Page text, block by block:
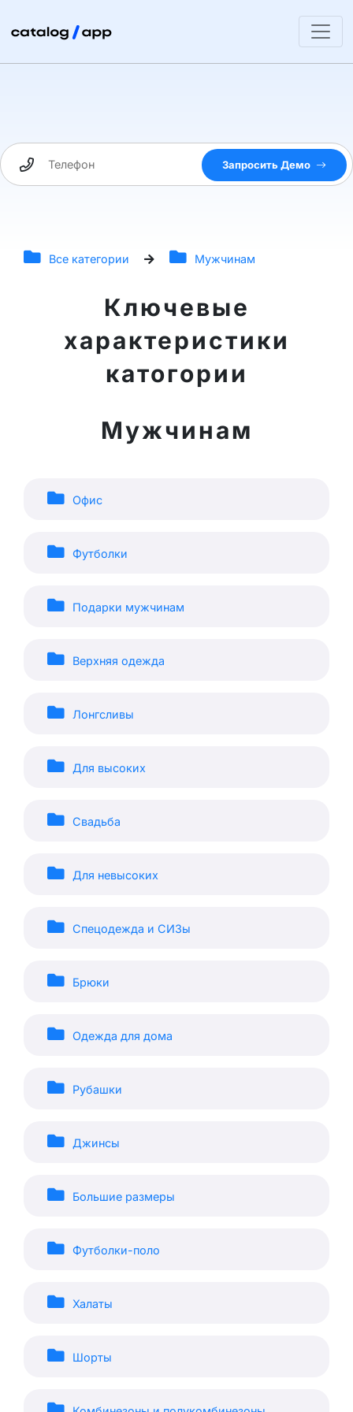
Запросить Демо
Все категории Мужчинам
Ключевые
характеристики
катогории
Мужчинам
Офис
Футболки
Подарки мужчинам
Верхняя одежда
Лонгсливы
Для высоких
Свадьба
Для невысоких
Спецодежда и СИЗы
Брюки
Одежда для дома
Рубашки
Джинсы
Большие размеры
Футболки-поло
Халаты
Шорты